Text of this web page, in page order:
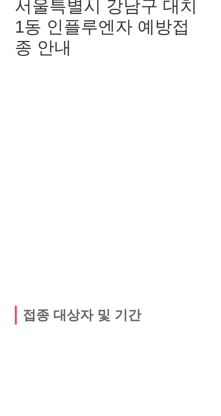
서울특별시 강남구 대치
1동 인플루엔자 예방접
종 안내
접종 대상자 및 기간